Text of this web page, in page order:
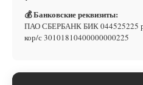
💰 Банковские реквизиты:
ПАО СБЕРБАНК БИК 044525225
кор/с 30101810400000000225